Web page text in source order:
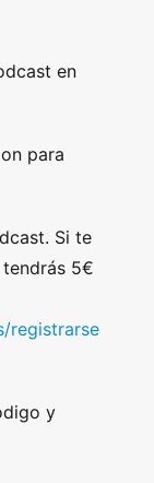
en
para
Si te
tendrás 5€
registrarse
y